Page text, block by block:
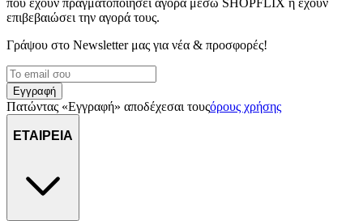
επιβεβαιώσει την αγορά τους.
Γράψου στο Νewsletter μας για νέα & προσφορές!
Εγγραφή
Πατώντας «Εγγραφή» αποδέχεσαι τουςόρους χρήσης
ΕΤΑΙΡΕΙΑ